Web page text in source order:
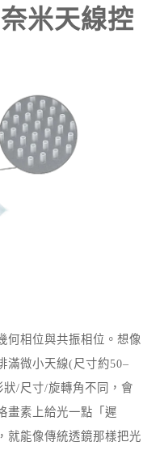
米天線控
何相位與共振相位。想像
滿微小天線(尺寸約50–
/尺寸/旋轉角不同，會
畫素上給光一點「遲
就能像傳統透鏡那樣把光